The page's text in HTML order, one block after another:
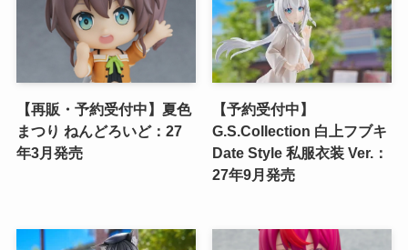
【再販・予約受付中】夏色
まつり ねんどろいど：27
年3月発売
【予約受付中】
G.S.Collection 白上フブキ
Date Style 私服衣装 Ver.：
27年9月発売